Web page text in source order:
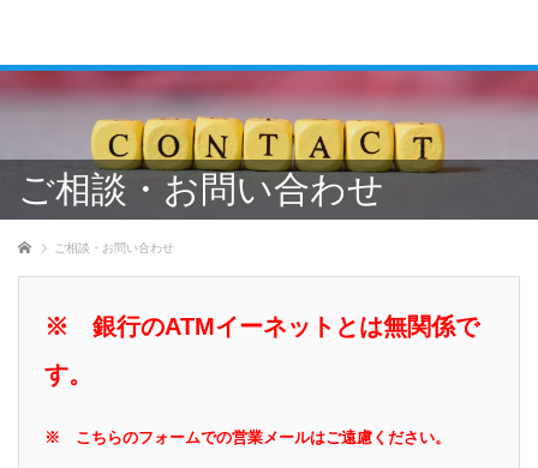
ご相談・お問い合わせ
ホーム ご相談・お問い合わせ
※ 銀行のATMイーネットとは無関係で
す。
※ こちらのフォームでの営業メールはご遠慮ください。